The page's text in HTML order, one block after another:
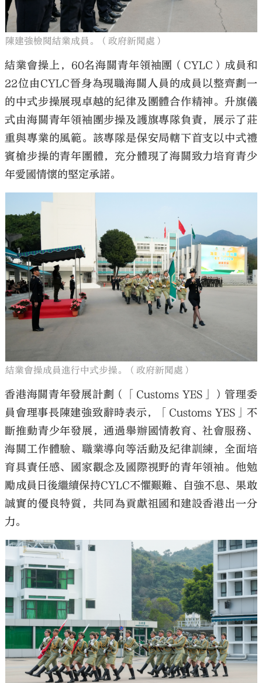
陳建強檢閱結業成員。（政府新聞處）
結業會操上，60名海關青年領袖團（CYLC）成員和
22位由CYLC晉身為現職海關人員的成員以整齊劃一
的中式步操展現卓越的紀律及團體合作精神。升旗儀
式由海關青年領袖團步操及護旗專隊負責，展示了莊
重與專業的風範。該專隊是保安局轄下首支以中式禮
賓槍步操的青年團體，充分體現了海關致力培育青少
年愛國情懷的堅定承諾。
結業會操成員進行中式步操。（政府新聞處）
香港海關青年發展計劃（「Customs YES」）管理委
員會理事長陳建強致辭時表示，「Customs YES」不
斷推動青少年發展，通過舉辦國情教育、社會服務、
海關工作體驗、職業導向等活動及紀律訓練，全面培
育具責任感、國家觀念及國際視野的青年領袖。他勉
勵成員日後繼續保持CYLC不懼艱難、自強不息、果敢
誠實的優良特質，共同為貢獻祖國和建設香港出一分
力。